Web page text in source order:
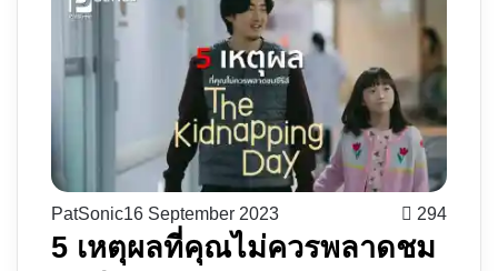
PatSonic16 September 2023 294
5 เหตุผลที่คุณไม่ควรพลาดชม